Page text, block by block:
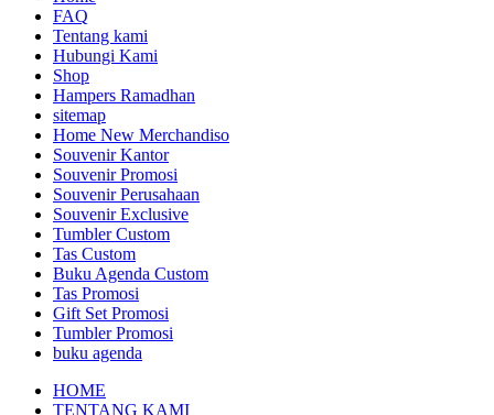
FAQ
Tentang kami
Hubungi Kami
Shop
Hampers Ramadhan
sitemap
Home New Merchandiso
Souvenir Kantor
Souvenir Promosi
Souvenir Perusahaan
Souvenir Exclusive
Tumbler Custom
Tas Custom
Buku Agenda Custom
Tas Promosi
Gift Set Promosi
Tumbler Promosi
buku agenda
HOME
TENTANG KAMI